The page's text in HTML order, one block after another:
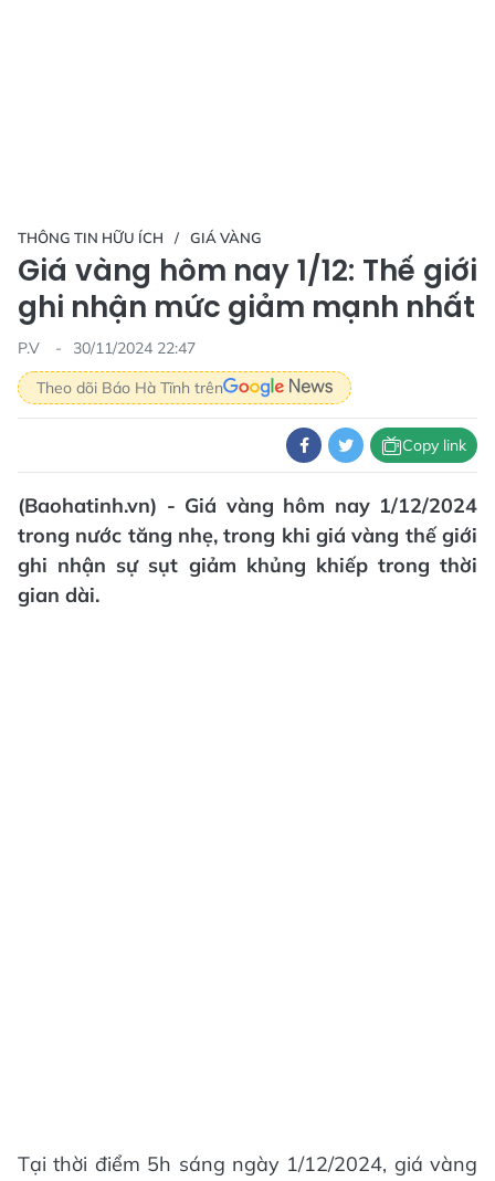
THÔNG TIN HỮU ÍCH GIÁ VÀNG
Giá vàng hôm nay 1/12: Thế giới
ghi nhận mức giảm mạnh nhất
P.V
30/11/2024 22:47
Theo dõi Báo Hà Tĩnh trên
Copy link
(Baohatinh.vn) - Giá vàng hôm nay 1/12/2024
trong nước tăng nhẹ, trong khi giá vàng thế giới
ghi nhận sự sụt giảm khủng khiếp trong thời
gian dài.
Tại thời điểm 5h sáng ngày 1/12/2024, giá vàng